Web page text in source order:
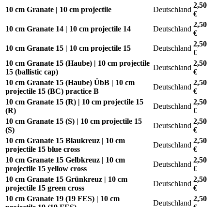
10 cm Granate | 10 cm projectile
Deutschland
2,50
€
10 cm Granate 14 | 10 cm projectile 14
Deutschland
2,50
€
10 cm Granate 15 | 10 cm projectile 15
Deutschland
2,50
€
10 cm Granate 15 (Haube) | 10 cm projectile
15 (ballistic cap)
Deutschland
2,50
€
10 cm Granate 15 (Haube) ÜbB | 10 cm
projectile 15 (BC) practice B
Deutschland
2,50
€
10 cm Granate 15 (R) | 10 cm projectile 15
(R)
Deutschland
2,50
€
10 cm Granate 15 (S) | 10 cm projectile 15
(S)
Deutschland
2,50
€
10 cm Granate 15 Blaukreuz | 10 cm
projectile 15 blue cross
Deutschland
2,50
€
10 cm Granate 15 Gelbkreuz | 10 cm
projectile 15 yellow cross
Deutschland
2,50
€
10 cm Granate 15 Grünkreuz | 10 cm
projectile 15 green cross
Deutschland
2,50
€
10 cm Granate 19 (19 FES) | 10 cm
Deutschland
2,50